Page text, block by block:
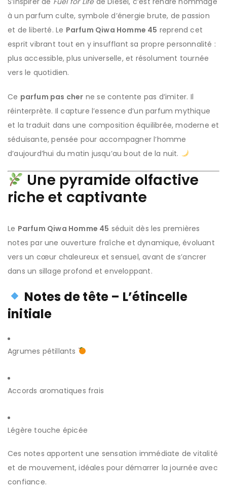
à un parfum culte, symbole d’énergie brute, de passion
et de liberté. Le Parfum Qiwa Homme 45 reprend cet
esprit vibrant tout en y insufflant sa propre personnalité :
plus accessible, plus universelle, et résolument tournée
vers le quotidien.
Ce parfum pas cher ne se contente pas d’imiter. Il
réinterprète. Il capture l’essence d’un parfum mythique
et la traduit dans une composition équilibrée, moderne et
séduisante, pensée pour accompagner l’homme
d’aujourd’hui du matin jusqu’au bout de la nuit.
Une pyramide olfactive
riche et captivante
Le Parfum Qiwa Homme 45 séduit dès les premières
notes par une ouverture fraîche et dynamique, évoluant
vers un cœur chaleureux et sensuel, avant de s’ancrer
dans un sillage profond et enveloppant.
Notes de tête – L’étincelle
initiale
Agrumes pétillants
Accords aromatiques frais
Légère touche épicée
Ces notes apportent une sensation immédiate de vitalité
et de mouvement, idéales pour démarrer la journée avec
confiance.